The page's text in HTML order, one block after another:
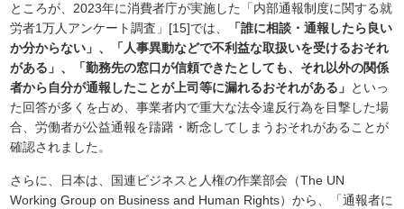
ところが、2023年に消費者庁が実施した「内部通報制度に関する就
労者1万人アンケート調査」[15]では、
「誰に相談・通報したら良い
か分からない」、「人事異動などで不利益な取扱いを受けるおそれ
がある」、「勤務先の窓口が信頼できたとしても、それ以外の関係
者から自分が通報したことが上司等に漏れるおそれがある」 といっ
た回答が多くを占め、事業者内で重大な法令違反行為を目撃した場
合、労働者が公益通報を躊躇・断念してしまうおそれがあることが
確認されました。
さらに、日本は、国連ビジネスと人権の作業部会（The UN
Working Group on Business and Human Rights）から、「通報者に